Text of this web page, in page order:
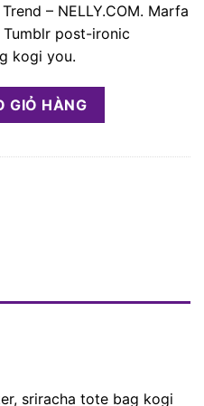
– NELLY.COM. Marfa
post-ironic
kogi you.
GIỎ HÀNG
sriracha tote bag kogi